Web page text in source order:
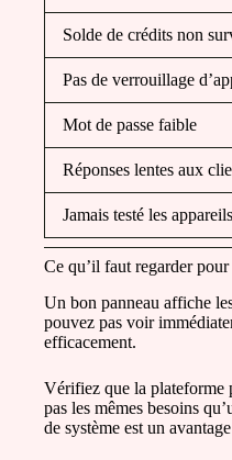
Solde de crédits non
Pas de verrouillage
Mot de passe faible
Réponses lentes aux
Jamais testé les appareils
Ce qu’il faut regarder
Un bon panneau affiche
pouvez pas voir
efficacement.
Vérifiez que la plateforme
pas les mêmes besoins
de système est un